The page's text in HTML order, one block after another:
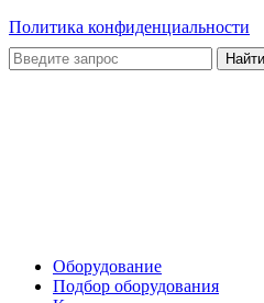
Политика конфиденциальности
Оборудование
Подбор оборудования